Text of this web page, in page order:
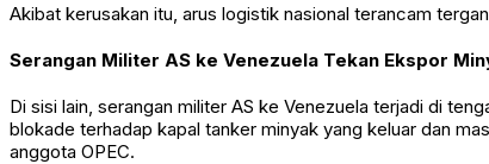
Akibat kerusakan itu, arus logistik nasional terancam
Serangan Militer AS ke Venezuela Tekan Ekspor
Di sisi lain, serangan militer AS ke Venezuela terjadi di
blokade terhadap kapal tanker minyak yang keluar dan
anggota OPEC.